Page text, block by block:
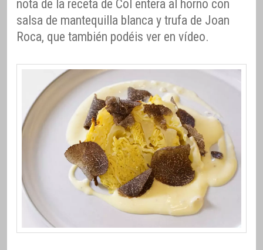
nota de la receta de Col entera al horno con
salsa de mantequilla blanca y trufa de Joan
Roca, que también podéis ver en vídeo.